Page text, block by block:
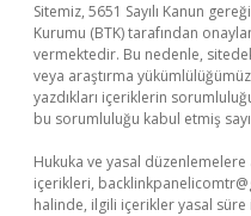
Sitemiz, 5651 Sayılı Kanun
Kurumu (BTK) tarafından
vermektedir. Bu nedenle,
veya araştırma
yazdıkları içeriklerin
bu sorumluluğu kabul etmiş
Hukuka ve yasal
içerikleri,
halinde, ilgili içerikler yasal süre